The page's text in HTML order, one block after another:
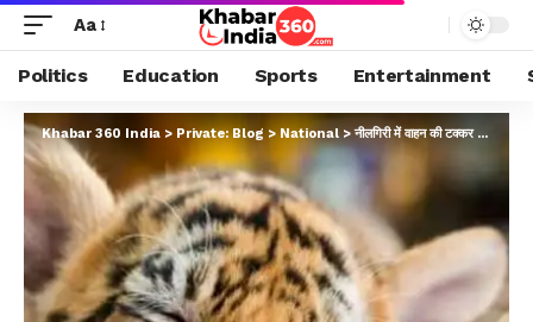
Aa
Politics Education Sports Entertainment
Khabar 360 India > Private: Blog > National>नीलगिरी में वाहन की टक्कर से नन्हे बाघ शावक की दर्दनाक मौत, हड्डी-पसलियां टूटी